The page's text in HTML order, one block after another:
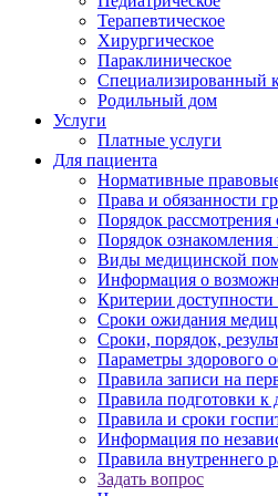
Терапевтическое
Хирургическое
Параклиническое
Специализированный
Родильный дом
Услуги
Платные услуги
Для пациента
Нормативные
Права и обязанности
Порядок
Порядок
Виды медицинской
Информация о
Критерии
Сроки ожидания
Сроки, порядок,
Параметры здорового
Правила записи на
Правила подготовки к
Правила и сроки
Информация по
Правила внутреннего
Задать вопрос